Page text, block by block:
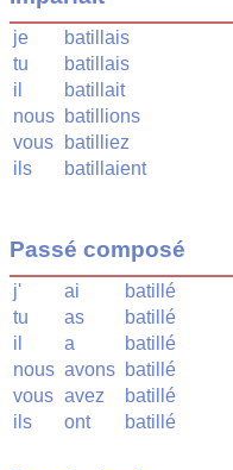
je
batillais
tu
batillais
il
batillait
nous batillions
vous
batilliez
ils
batillaient
Passé composé
j' ai
batillé
tu
as
batillé
il
a
batillé
nous avons batillé
vous avez
batillé
ils
ont batillé